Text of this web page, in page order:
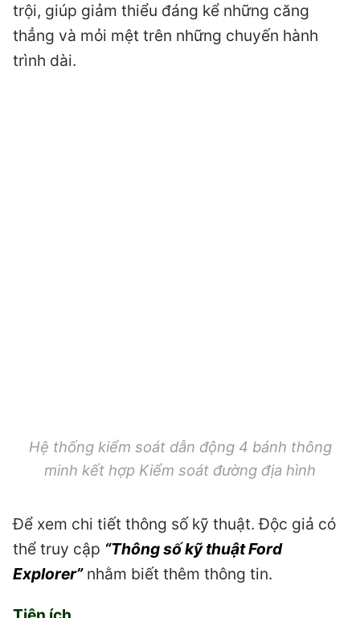
trội, giúp giảm thiểu đáng kể những căng
thẳng và mỏi mệt trên những chuyến hành
trình dài.
Hệ thống kiểm soát dẫn động 4 bánh thông
minh kết hợp Kiểm soát đường địa hình
Để xem chi tiết thông số kỹ thuật. Độc giả có
thể truy cập “Thông số kỹ thuật Ford
Explorer”nhằm biết thêm thông tin.